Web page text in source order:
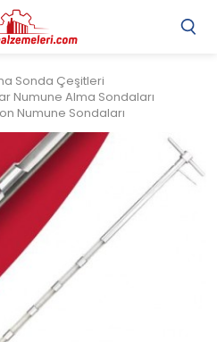
Sonda Çeşitleri
Numune Alma Sondaları
Numune Sondaları